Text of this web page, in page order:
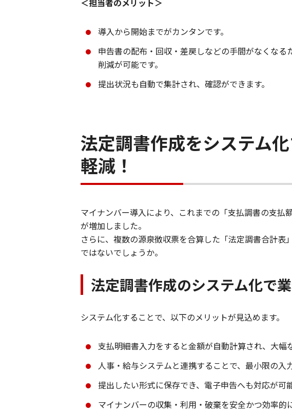
＜担当者のメリット＞
導入から開始までがカンタンです。
申告書の配布・回収・差戻しなどの手間がなくなる
削減が可能です。
提出状況も自動で集計され、確認ができます。
法定調書作成をシステム
軽減！
マイナンバー導入により、これまでの「支払調書の支
が増加しました。
さらに、複数の源泉徴収票を合算した「法定調書合計
ではないでしょうか。
法定調書作成のシステム化で
システム化することで、以下のメリットが見込めます。
支払明細書入力をすると金額が自動計算され、大幅
人事・給与システムと連携することで、最小限の入
提出したい形式に保存でき、電子申告へも対応が可能
マイナンバーの収集・利用・破棄を安全かつ効率的